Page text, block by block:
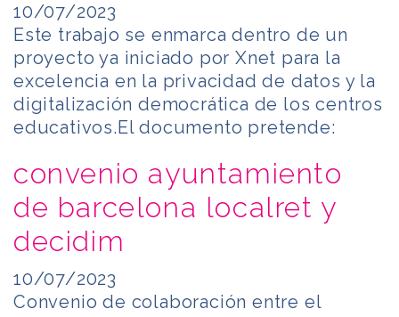
10/07/2023
Este trabajo se enmarca dentro de un
proyecto ya iniciado por Xnet para la
excelencia en la privacidad de datos y la
digitalización democrática de los centros
educativos.El documento pretende:
convenio ayuntamiento
de barcelona localret y
decidim
10/07/2023
Convenio de colaboración entre el